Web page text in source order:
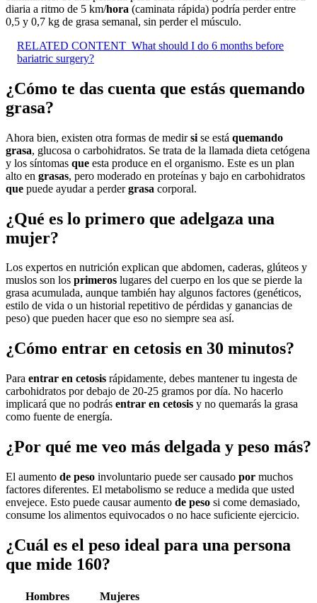
diaria a ritmo de 5 km/hora (caminata rápida) podría perder entre
0,5 y 0,7 kg de grasa semanal, sin perder el músculo.
RELATED CONTENT What should I do 6 months before
bariatric surgery?
¿Cómo te das cuenta que estás quemando
grasa?
Ahora bien, existen otra formas de medirsi se está quemando
grasa, glucosa o carbohidratos. Se trata de la llamada dieta cetógena
y los síntomas que esta produce en el organismo. Este es un plan
alto en grasas, pero moderado en proteínas y bajo en carbohidratos
que puede ayudar a perdergrasa corporal.
¿Qué es lo primero que adelgaza una
mujer?
Los expertos en nutrición explican que abdomen, caderas, glúteos y
muslos son los primeros lugares del cuerpo en los que se pierde la
grasa acumulada, aunque también hay algunos factores (genéticos,
estilo de vida o un historial repetitivo de pérdidas y ganancias de
peso) que pueden hacer que eso no siempre sea así.
¿Cómo entrar en cetosis en 30 minutos?
Para entrar en cetosis rápidamente, debes mantener tu ingesta de
carbohidratos por debajo de 20-25 gramos por día. No hacerlo
implicará que no podrás entrar en cetosis y no quemarás la grasa
como fuente de energía.
¿Por qué me veo más delgada y peso más?
El aumento de peso involuntario puede ser causado por muchos
factores diferentes. El metabolismo se reduce a medida que usted
envejece. Esto puede causar aumento de peso si come demasiado,
consume los alimentos equivocados o no hace suficiente ejercicio.
¿Cuál es el peso ideal para una persona
que mide 160?
Hombres
Mujeres